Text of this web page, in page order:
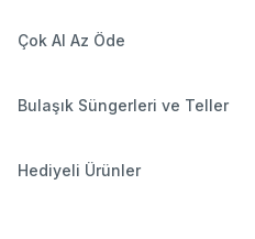
Çok Al Az Öde
Bulaşık Süngerleri ve Teller
Hediyeli Ürünler